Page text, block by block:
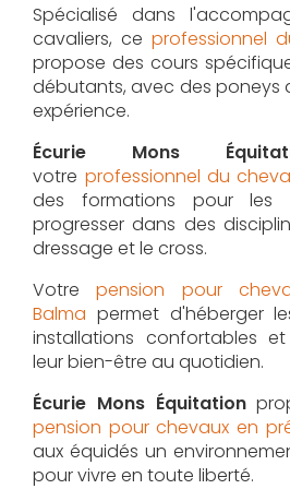
Spécialisé dans
cavaliers, ce professionnel
propose des cours
débutants, avec des poneys
expérience.
Écurie Mons
votre professionnel du
des formations pour les
progresser dans des
dressage et le cross.
Votrepension pour
Balma permet d'héberger
installations confortables
leur bien-être au quotidien.
Écurie Mons Équitation
pension pour chevaux en
aux équidés un
pour vivre en toute liberté.